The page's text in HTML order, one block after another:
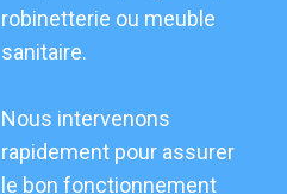
robinetterie ou meuble
sanitaire.
Nous intervenons
rapidement pour assurer
le bon fonctionnement